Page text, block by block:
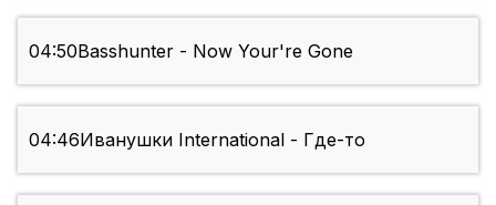
04:50Basshunter - Now Your're Gone
04:46Иванушки International - Где-то